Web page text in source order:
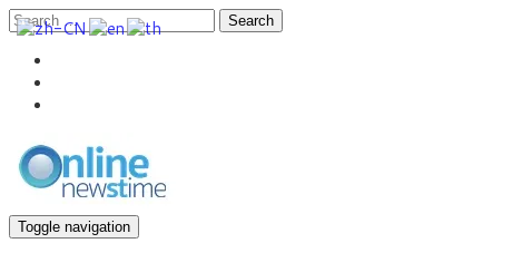
Search
Toggle navigation